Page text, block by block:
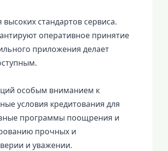
стандартов сервиса.
оперативное принятие
приложения делает
особым вниманием к
условия кредитования для
программы поощрения и
прочных и
и уважении.